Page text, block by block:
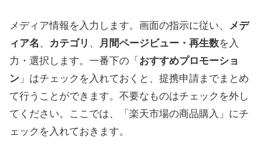
メディア情報を入力します。画面の指示に従い、 メデ
ィア名 、 カテゴリ 、 月間ページビュー・再生数を入
力・選択します。一番下の「 おすすめプロモーショ
ン 」はチェックを入れておくと、提携申請までまとめ
て行うことができます。不要なものはチェックを外し
てください。ここでは、「楽天市場の商品購入」にチ
ェックを入れておきます。